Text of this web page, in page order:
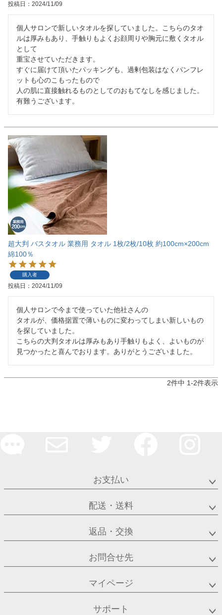
投稿日 2024/11/09
個人サロンで新しいタオルを探していました。こちらのタオ
ルは厚みもあり、手触りもよくお顔周りや胸元に敷くタオル
として
重宝させていただきます。
すぐに届けて頂いたパッキングも、過剰包装はなくパンフレ
ットも心のこもったもので
人の肌に直接触れるものとしてのおもてなしを感じました。
有難うございます。
超大判 バスタオル 業務用 タオル 1枚/2枚/10枚 約100cm×200cm
綿100％
購入者
投稿日 2024/11/09
個人サロンで今まで使っていた他社さんの
タオルが、価格据置で薄いものに変わってしまい新しいもの
を探していました。
こちらの大判タオルは厚みもあり手触りもよく、よいものが
見つかったと喜んでおります。ありがとうございました。
2件中 1-2件表示
お支払い
配送・送料
返品・交換
お問合せ先
マイページ
サポート